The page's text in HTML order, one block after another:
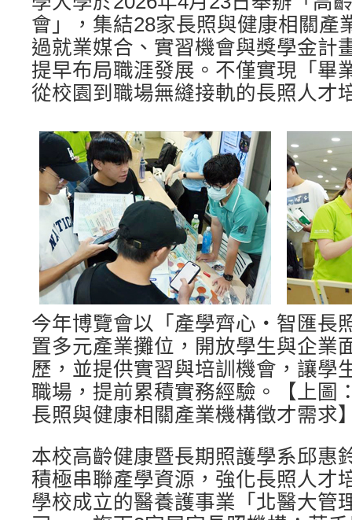
會」，集結28家長照與健康相關產
過就業媒合、實習機會與獎學金計
提早布局職涯發展。不僅實現「畢
從校園到職場無縫接軌的長照人才
今年博覽會以「產學齊心・智匯長
置多元產業攤位，開放學生與企業
歷，並提供實習與培訓機會，讓學
職場，提前累積實務經驗。【上圖
長照與健康相關產業機構徵才需求
本校高齡健康暨長期照護學系邱惠
積極串聯產學資源，強化長照人才
學校成立的醫養護事業「北醫大管